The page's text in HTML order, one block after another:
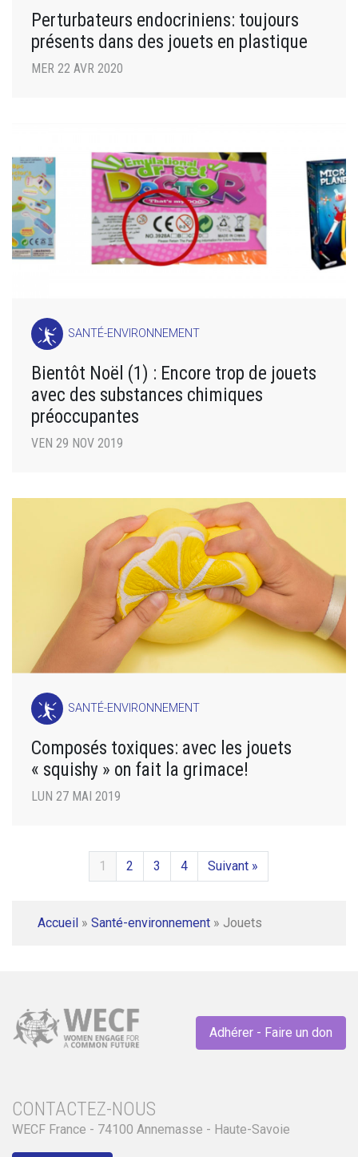
Perturbateurs endocriniens: toujours
présents dans des jouets en plastique
MER 22 AVR 2020
SANTÉ-ENVIRONNEMENT
Bientôt Noël (1) : Encore trop de jouets
avec des substances chimiques
préoccupantes
VEN 29 NOV 2019
SANTÉ-ENVIRONNEMENT
Composés toxiques: avec les jouets
« squishy » on fait la grimace!
LUN 27 MAI 2019
1 2 3 4 Suivant »
Accueil » Santé-environnement » Jouets
Adhérer - Faire un don
CONTACTEZ-NOUS
WECF France - 74100 Annemasse - Haute-Savoie